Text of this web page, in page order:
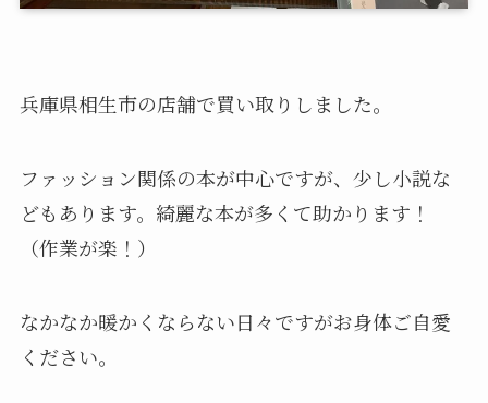
兵庫県相生市の店舗で買い取りしました。
ファッション関係の本が中心ですが、少し小説な
どもあります。綺麗な本が多くて助かります！
（作業が楽！）
なかなか暖かくならない日々ですがお身体ご自愛
ください。